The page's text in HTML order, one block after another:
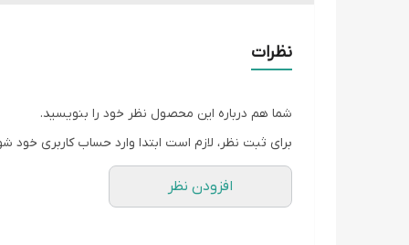
محفظه محل نگهداری سیم برق
نوع در جداشونده
نظرات
شما هم درباره این محصول نظر خود را بنویسید.
برای ثبت نظر، لازم است ابتدا وارد حساب کاربری خود
افزودن نظر